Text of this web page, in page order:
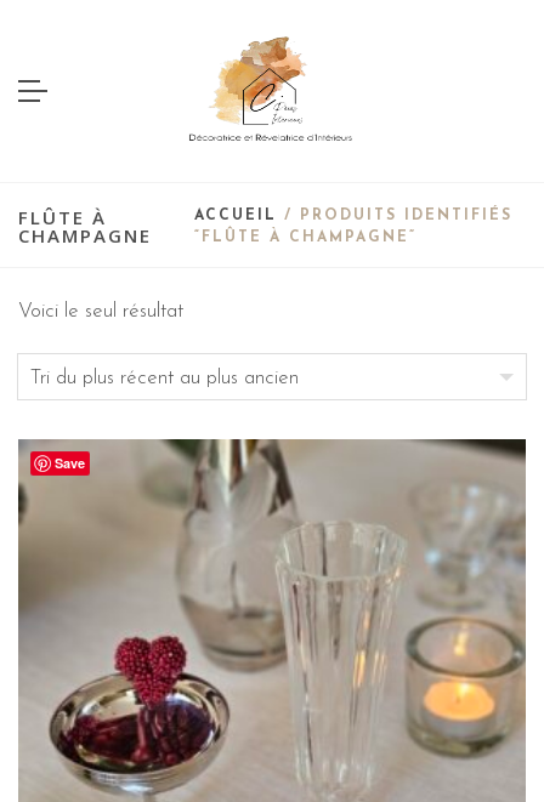
FLÛTE À
CHAMPAGNE
ACCUEIL
/ PRODUITS IDENTIFIÉS
“FLÛTE À CHAMPAGNE”
Voici le seul résultat
Save